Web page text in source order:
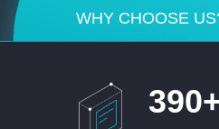
WHY CHOOSE
390